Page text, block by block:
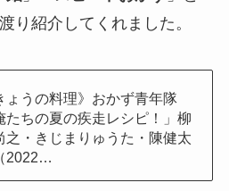
り紹介してくれました。
ょうの料理》おかず青年隊
たちの夏の疾走レシピ！」柳
之・きじまりゅうた・陳健太
2022…